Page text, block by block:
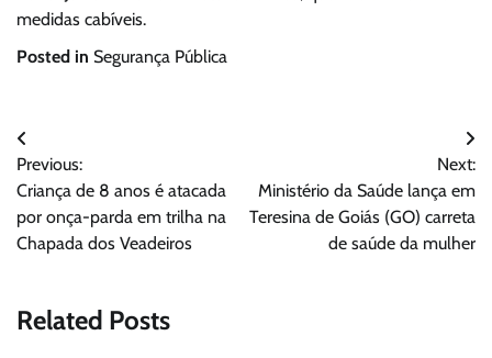
medidas cabíveis.
Posted in Segurança Pública
Navegação
de
Post
Previous:
Criança de 8 anos é atacada
por onça-parda em trilha na
Chapada dos Veadeiros
Next:
Ministério da Saúde lança em
Teresina de Goiás (GO) carreta
de saúde da mulher
Related Posts